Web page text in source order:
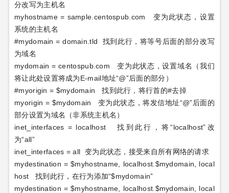
分改写为主机名
myhostname = sample.centospub.com
变为此状态，设置
系统的主机名
#mydomain = domain.tld
找到此行，将等号后面的部分改写
为域名
mydomain = centospub.com
变为此状态，设置域名（我们
将让此处设置将成为E-mail地址“@”后面的部分）
#myorigin = $mydomain
找到此行，将行首的#去掉
myorigin = $mydomain
变为此状态，将发信地址“@”后面的
部分设置为域名（非系统主机名）
inet_interfaces = localhost
找到此行，将“localhost” 改
为“all”
inet_interfaces = all 变为此状态，接受来自所有网络的请求
mydestination = $myhostname, localhost.$mydomain, local
host
找到此行，在行为添加“$mydomain”
mydestination = $myhostname, localhost.$mydomain, local